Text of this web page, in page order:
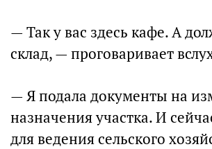
— Так у вас здесь кафе. А
склад, — проговаривает
— Я подала документы на
назначения участка. И
для ведения сельского